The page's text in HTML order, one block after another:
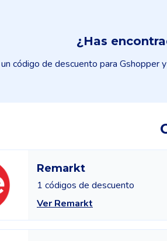
¿Has
código de descuento para Gshopper
Remarkt
1 códigos de descuento
Ver Remarkt